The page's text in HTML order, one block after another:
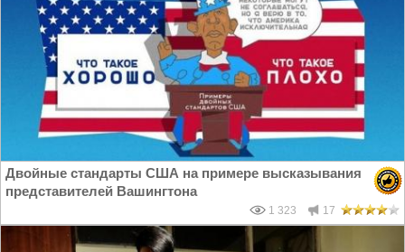
Двойные стандарты США на примере высказывания
представителей Вашингтона
1 323 17